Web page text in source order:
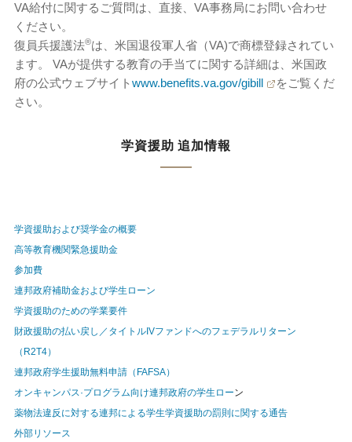
VA給付に関するご質問は、直接、VA事務局にお問い合わせ
ください。
復員兵援護法®は、米国退役軍人省（VA)で商標登録されてい
ます。 VAが提供する教育の手当てに関する詳細は、米国政
府の公式ウェブサイト www.benefits.va.gov/gibill
をご覧くだ
さい。
学資援助 追加情報
学資援助および奨学金の概要
高等教育機関緊急援助金
参加費
連邦政府補助金および学生ローン
学資援助のための学業要件
財政援助の払い戻し／タイトルIVファンドへのフェデラルリターン
（R2T4）
連邦政府学生援助無料申請（FAFSA）
オンキャンパス·プログラム向け連邦政府の学生ローン
薬物法違反に対する連邦による学生学資援助の罰則に関する通告
外部リソース